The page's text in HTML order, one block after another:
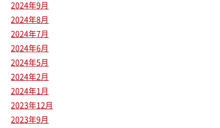
2024年9月
2024年8月
2024年7月
2024年6月
2024年5月
2024年2月
2024年1月
2023年12月
2023年9月